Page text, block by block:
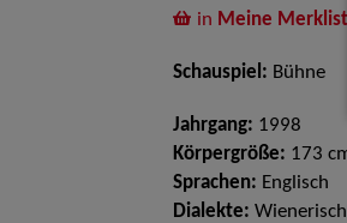
in Meine
Schauspiel: Bühne
Jahrgang: 1998
Körpergröße: 173
Sprachen: Englisch
Dialekte: Wienerisch